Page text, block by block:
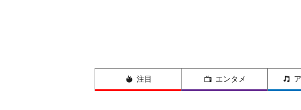
注目 エンタメ